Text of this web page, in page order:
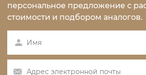
персональное предложение с
стоимости и подбором аналогов.